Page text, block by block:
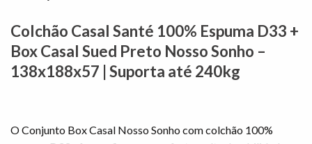
Colchão Casal Santé 100% Espuma D33 +
Box Casal Sued Preto Nosso Sonho –
138x188x57 | Suporta até 240kg
O Conjunto Box Casal Nosso Sonho com colchão 100%